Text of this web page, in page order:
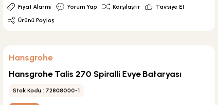
Fiyat Alarmı Yorum Yap Karşılaştır
Tavsiye Et
Ürünü Paylaş
Hansgrohe
Hansgrohe Talis 270 Spiralli Evye Bataryası
Stok Kodu : 72808000-1